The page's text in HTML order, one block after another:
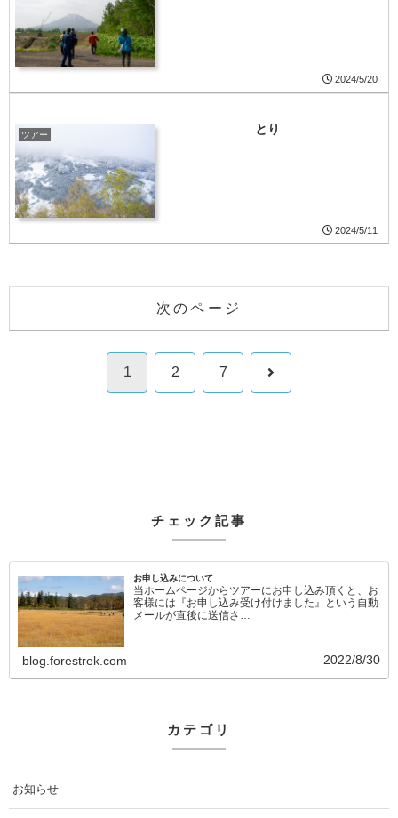
2024/5/20
ツアー とり
2024/5/11
次のページ
1 2 7 次
チェック記事
お申し込みについて
当ホームページからツアーにお申し込み頂くと、お
客様には『お申し込み受け付けました』という自動
メールが直後に送信さ…
blog.forestrek.com 2022/8/30
カテゴリ
お知らせ